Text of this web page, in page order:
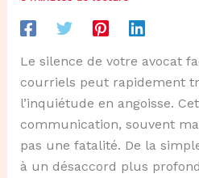
Le silence de votre avocat
courriels peut rapidement
l’inquiétude en angoisse.
communication, souvent
pas une fatalité. De la
à un désaccord plus